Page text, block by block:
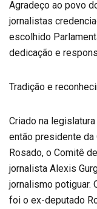
Agradeço ao povo
jornalistas
escolhido
dedicação e
Tradição e
Criado na
então presidente da
Rosado, o Comitê
jornalista Alexis
jornalismo potiguar.
foi o ex-deputado